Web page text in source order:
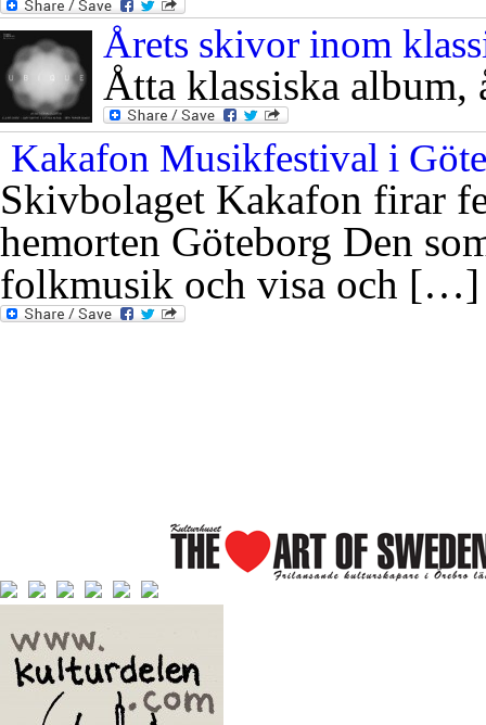
Årets skivor inom
Åtta klassiska album,
Kakafon Musikfestival i
Skivbolaget Kakafon firar
hemorten Göteborg Den
folkmusik och visa och […]